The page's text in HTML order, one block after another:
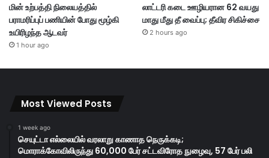
மின் உற்பத்தி நிலையத்தில்
பராமரிப்புப் பணியின் போது மூழ்கி
உயிரிழந்த ஆடவர்
1 hour ago
லாட்டரி கடை ஊழியரான 62 வயது
மாது மீது தீ வைப்பு; தீவிர சிகிச்சை
2 hours ago
Most Viewed Posts
1 week ago
செயுட்டா எல்லையில் வரலாறு காணாத நெருக்கடி;
மொராக்கோவிலிருந்து 60,000 பேர் சட்டவிரோத நுழைவு, 57 பேர் பலி